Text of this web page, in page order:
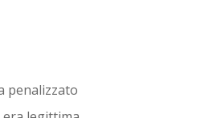
penalizzato